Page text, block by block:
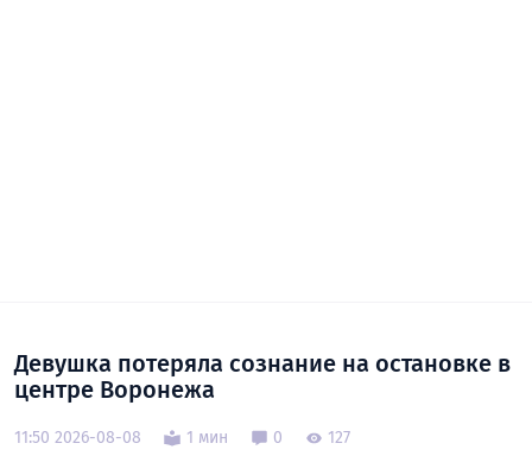
Девушка потеряла сознание на остановке в
центре Воронежа
11:50 2026-08-08 1 мин 0 127